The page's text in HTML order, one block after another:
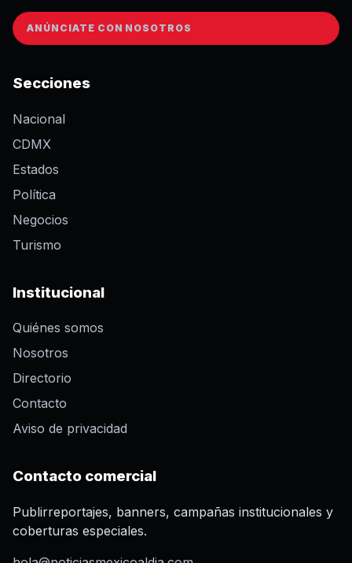
ANÚNCIATE CON NOSOTROS
Secciones
Nacional
CDMX
Estados
Política
Negocios
Turismo
Institucional
Quiénes somos
Nosotros
Directorio
Contacto
Aviso de privacidad
Contacto comercial
Publirreportajes, banners, campañas institucionales y
coberturas especiales.